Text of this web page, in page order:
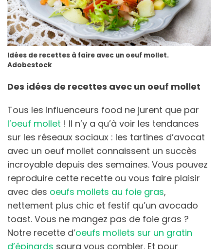
Idées de recettes à faire avec un oeuf mollet.
Adobestock
Des idées de recettes avec un oeuf mollet
Tous les influenceurs food ne jurent que par
l’oeuf mollet ! Il n’y a qu’à voir les tendances
sur les réseaux sociaux : les tartines d’avocat
avec un oeuf mollet connaissent un succès
incroyable depuis des semaines. Vous pouvez
reproduire cette recette ou vous faire plaisir
avec des oeufs mollets au foie gras,
nettement plus chic et festif qu’un avocado
toast. Vous ne mangez pas de foie gras ?
Notre recette d’oeufs mollets sur un gratin
d’épinards saura vous combler. Et pour